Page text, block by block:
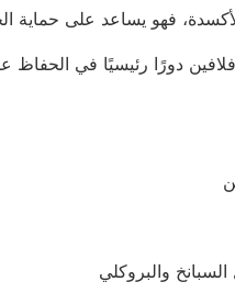
فهو يساعد على حماية
دورًا رئيسيًا في الحفاظ
والبروكلي